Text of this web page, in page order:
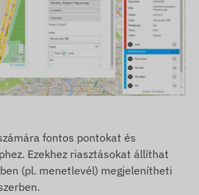
fontos pontokat és
Ezekhez riasztásokat állíthat
(pl. menetlevél) megjelenítheti